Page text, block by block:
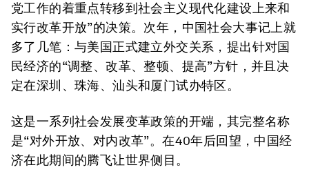
党工作的着重点转移到社会主义现代化建设上来和
实行改革开放”的决策。次年，中国社会大事记上就
多了几笔：与美国正式建立外交关系，提出针对国
民经济的“调整、改革、整顿、提高”方针，并且决
定在深圳、珠海、汕头和厦门试办特区。
这是一系列社会发展变革政策的开端，其完整名称
是“对外开放、对内改革”。在40年后回望，中国经
济在此期间的腾飞让世界侧目。